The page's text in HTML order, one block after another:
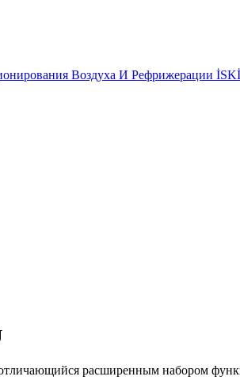
Воздуха И Рефрижерации
расширенным набором